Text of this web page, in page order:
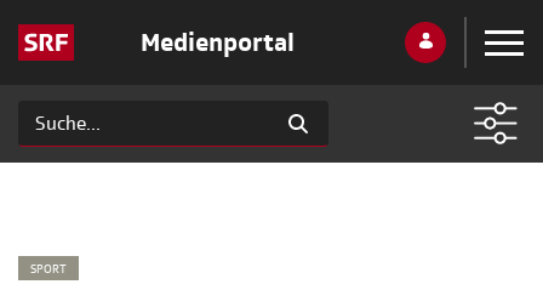
Medienportal
SPORT